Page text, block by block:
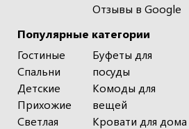
Популярные категории
Гостиные
Спальни
Детские
Прихожие
Светлая
Буфеты для
посуды
Комоды для
вещей
Кровати для дома
Отзывы в Google